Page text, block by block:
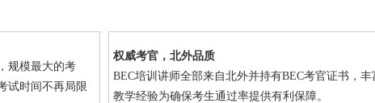
规模最大的考
试时间不再局限
权威考官，北外品质
BEC培训讲师全部来自北外并持有BEC考官证书，丰
教学经验为确保考生通过率提供有利保障。